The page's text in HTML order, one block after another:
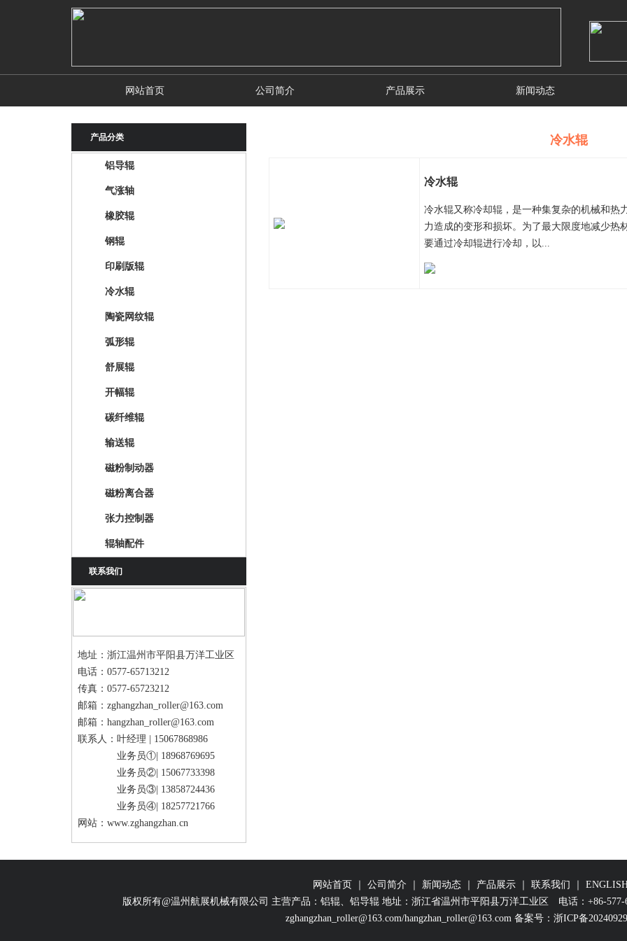
网站首页 公司简介 产品展示 新闻动态
产品分类
铝导辊
气涨轴
橡胶辊
钢辊
印刷版辊
冷水辊
陶瓷网纹辊
弧形辊
舒展辊
开幅辊
碳纤维辊
输送辊
磁粉制动器
磁粉离合器
张力控制器
辊轴配件
联系我们
地址：浙江温州市平阳县万洋工业区
电话：0577-65713212
传真：0577-65723212
邮箱： zghangzhan_roller@163.com
邮箱： hangzhan_roller@163.com
联系人：叶经理 | 15067868986
业务员①| 18968769695
业务员②| 15067733398
业务员③| 13858724436
业务员④| 18257721766
网站： www.zghangzhan.cn
冷水辊
冷水辊
冷水辊又称冷却辊，是一种集复杂的机械和热
力造成的变形和损坏。为了最大限度地减少热
要通过冷却辊进行冷却，以...
网站首页 公司简介 新闻动态｜ 产品展示｜ 联系我们
版权所有@温州航展机械有限公司 主营产品：铝辊、铝导辊 地址：浙江省温州市平阳县万洋工业区 电话： +86-577-
zghangzhan_roller@163.com/hangzhan_roller@163.com 备案号： 浙ICP备